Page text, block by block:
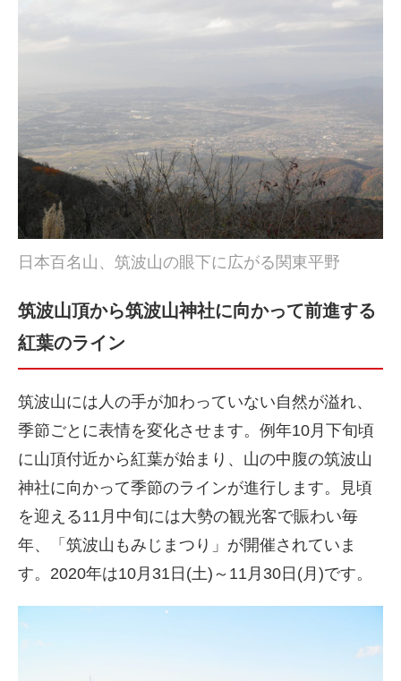
日本百名山、筑波山の眼下に広がる関東平野
筑波山頂から筑波山神社に向かって前進する
紅葉のライン
筑波山には人の手が加わっていない自然が溢れ、
季節ごとに表情を変化させます。例年10月下旬頃
に山頂付近から紅葉が始まり、山の中腹の筑波山
神社に向かって季節のラインが進行します。見頃
を迎える11月中旬には大勢の観光客で賑わい毎
年、「筑波山もみじまつり」が開催されていま
す。2020年は10月31日(土)～11月30日(月)です。